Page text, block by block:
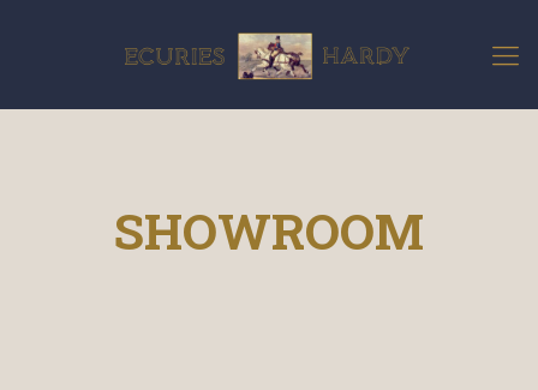
SHOWROOM